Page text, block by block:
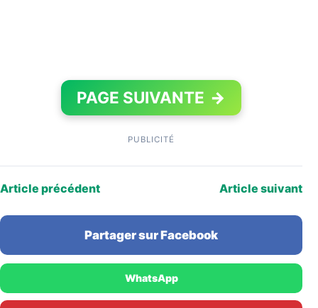
PAGE SUIVANTE →
PUBLICITÉ
Article précédent Article suivant
Partager sur Facebook
WhatsApp